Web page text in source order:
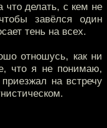
делать, с кем не
завёлся один
тень на всех.
отношусь, как ни
что я не понимаю,
на встречу